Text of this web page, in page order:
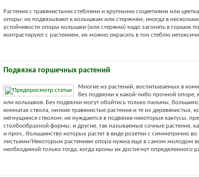
Растения с травянистыми стеблями и крупными соцветиями или
опоры: их подвязывают к колышкам или стержням, иногда в
устойчивости опоры колышки (или стержни) надо загонять в горшок
контрастируют с растением, их можно окрасить в тон стеблю
Подвязка горшечных растений
Многие из растений, воспитываемых в
без подвязки к какой-либо прочной опоре,
или колышков. Без подвязки могут обойтись только пальмы,
комнатах ствола, низкие травянистые растения и те из деревянистых,
негнущимся стволом; не нуждаются в подвязке некоторые кактусы,
столбообразной формы, и другие, так называемые сочные растения,
и проч., большинство которых растет в виде розетки с симметрично
листьями/Некоторым растениям опора нужна еще в самом молодом
необходимой только тогда, когда кроны их достигнут определенного